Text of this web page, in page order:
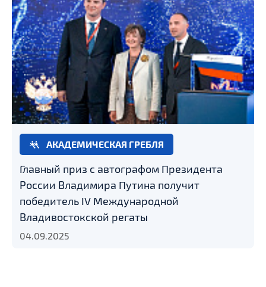
АКАДЕМИЧЕСКАЯ ГРЕБЛЯ
Главный приз с автографом Президента
России Владимира Путина получит
победитель IV Международной
Владивостокской регаты
04.09.2025